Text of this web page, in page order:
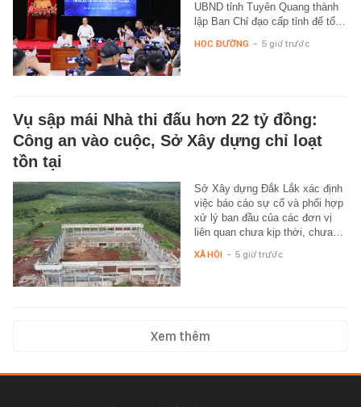
UBND tỉnh Tuyên Quang thành
lập Ban Chỉ đạo cấp tỉnh để tổ…
HỌC ĐƯỜNG - 5 giờ trước
Vụ sập mái Nhà thi đấu hơn 22 tỷ đồng:
Công an vào cuộc, Sở Xây dựng chỉ loạt
tồn tại
Sở Xây dựng Đắk Lắk xác định
việc báo cáo sự cố và phối hợp
xử lý ban đầu của các đơn vị
liên quan chưa kịp thời, chưa…
XÃ HỘI - 5 giờ trước
Xem thêm